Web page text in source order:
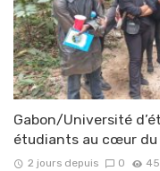
Gabon/Université
étudiants au cœur du
2 jours depuis 0